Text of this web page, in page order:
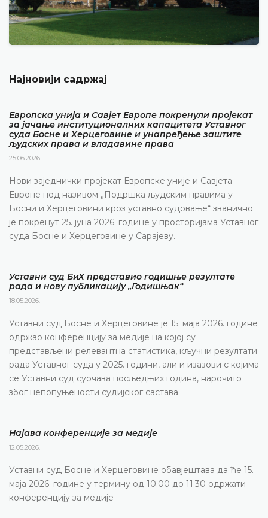
Најновији садржај
Европска унија и Савјет Европе покренули пројекат
за јачање институционалних капацитета Уставног
суда Босне и Херцеговине и унапређење заштите
људских права и владавине права
25.06.2026.
Нови заједнички пројекат Европске уније и Савјета
Европе под називом „Подршка људским правима у
Босни и Херцеговини кроз уставно судовање“ званично
је покренут 25. јуна 2026. године у просторијама Уставног
суда Босне и Херцеговине у Сарајеву.
Уставни суд БиХ представио годишње резултате
рада и нову публикацију „Годишњак“
18.05.2026.
Уставни суд Босне и Херцеговине је 15. маја 2026. године
одржао конференцију за медије на којој су
представљени релевантна статистика, кључни резултати
рада Уставног суда у 2025. години, али и изазови с којима
се Уставни суд суочава посљедњих година, нарочито
због непопуњености судијског састава
Најава конференције за медије
12.05.2026.
Уставни суд Босне и Херцеговине обавјештава да ће 15.
маја 2026. године у термину од 10.00 до 11.30 одржати
конференцију за медије